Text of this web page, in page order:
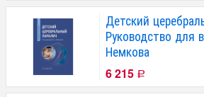
Детский
Руководство для
Немкова
6 215 Р